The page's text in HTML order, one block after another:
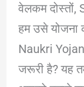
वेलकम दोस्तों,
हम उसे
Naukri
जरूरी है? यह